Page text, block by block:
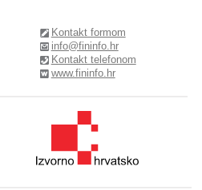
Kontakt formom
info@fininfo.hr
Kontakt telefonom
www.fininfo.hr